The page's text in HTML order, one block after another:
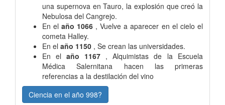
una supernova en Tauro, la explosión que creó la
Nebulosa del Cangrejo.
En el año 1066 , Vuelve a aparecer en el cielo el
cometa Halley.
En el año 1150 , Se crean las universidades.
En el año 1167 , Alquimistas de la Escuela
Médica Salernitana hacen las primeras
referencias a la destilación del vino
Ciencia en el año 998?